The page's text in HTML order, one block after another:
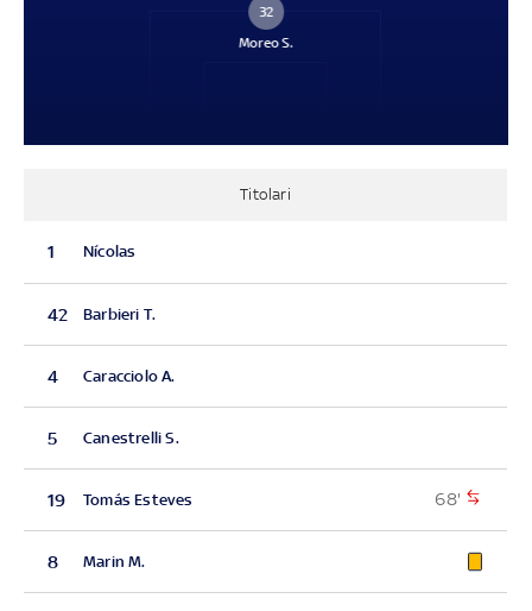
32
Moreo S.
Titolari
1 Nícolas
42 Barbieri T.
4 Caracciolo A.
5 Canestrelli S.
19 Tomás Esteves 68'
8 Marin M.